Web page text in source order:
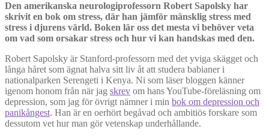
Den amerikanska neurologiprofessorn Robert Sapolsky har
skrivit en bok om stress, där han jämför mänsklig stress med
stress i djurens värld. Boken lär oss det mesta vi behöver veta
om vad som orsakar stress och hur vi kan handskas med den.
Robert Sapolsky är Stanford-professorn med det yviga skägget och
långa håret som ägnat halva sitt liv åt att studera babianer i
nationalparken Serengeti i Kenya. Ni som läser bloggen känner
igenom honom från när jag skrev om hans YouTube-föreläsning om
depression, som jag för övrigt nämner i min bok om depression och
panikångest. Han är en oerhört begåvad och ambitiös forskare som
dessutom vet hur man gör vetenskap underhållande.